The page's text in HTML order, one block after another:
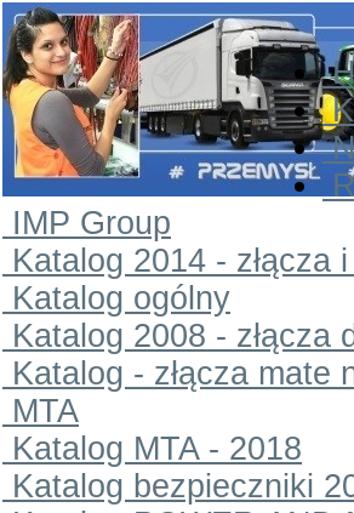
IMP Group
Katalog 2014 - złącza
Katalog ogólny
Katalog 2008 - złącza
Katalog - złącza mate
MTA
Katalog MTA - 2018
Katalog bezpieczniki